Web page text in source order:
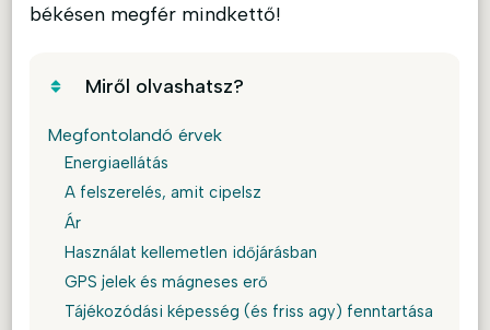
békésen megfér mindkettő!
Miről olvashatsz?
Megfontolandó érvek
Energiaellátás
A felszerelés, amit cipelsz
Ár
Használat kellemetlen időjárásban
GPS jelek és mágneses erő
Tájékozódási képesség (és friss agy) fenntartása